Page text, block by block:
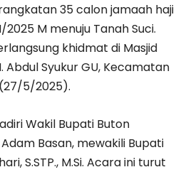
35 calon jamaah haji
M menuju Tanah Suci.
khidmat di Masjid
Abdul Syukur GU, Kecamatan
5/2025).
Wakil Bupati Buton
Basan, mewakili Bupati
S.STP., M.Si. Acara ini turut